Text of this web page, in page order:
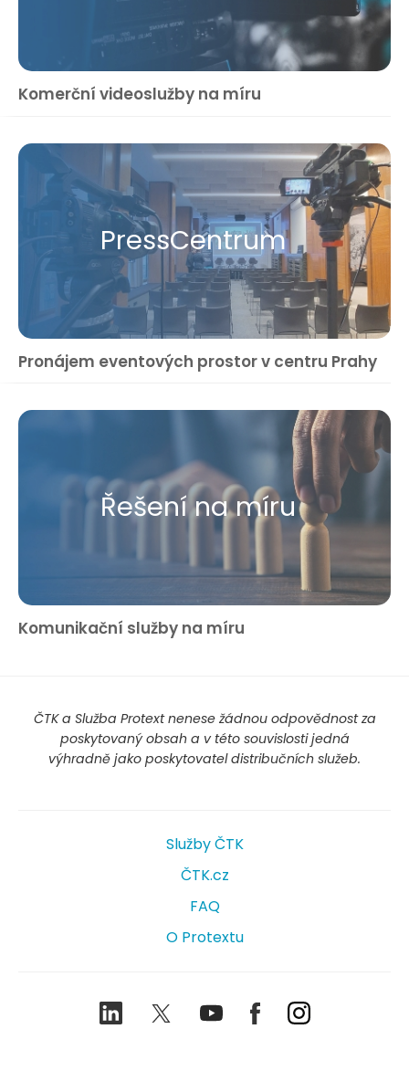
Komerční videoslužby na míru
Press​Centrum
Pronájem eventových prostor v centru Prahy
Řešení na míru
Komunikační služby na míru
ČTK a Služba Protext nenese žádnou odpovědnost za
poskytovaný obsah a v této souvislosti jedná
výhradně jako poskytovatel distribučních služeb.
Služby ČTK
ČTK.cz
FAQ
O Protextu
LinkedIn TwitterYoutubeFacebookInstagram